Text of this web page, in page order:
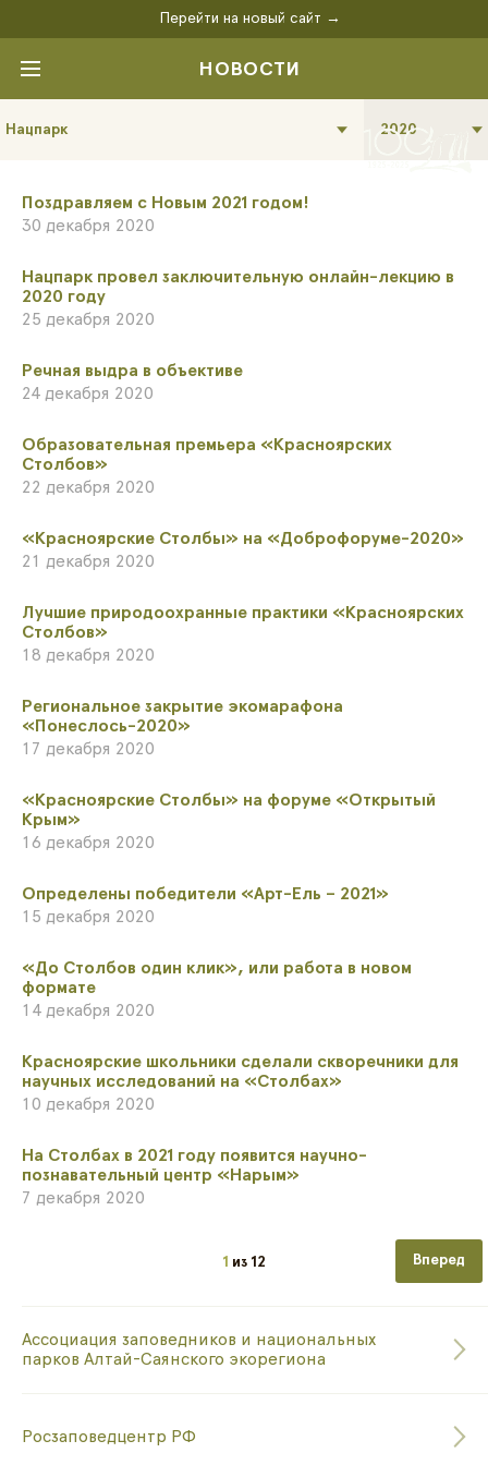
Перейти на новый сайт →
НОВОСТИ
Нацпарк 2020
Поздравляем с Новым 2021 годом!
30 декабря 2020
Нацпарк провел заключительную онлайн-лекцию в
2020 году
25 декабря 2020
Речная выдра в объективе
24 декабря 2020
​Образовательная премьера «Красноярских
Столбов»
22 декабря 2020
«Красноярские Столбы» на «Доброфоруме-2020»
21 декабря 2020
Лучшие природоохранные практики «Красноярских
Столбов»
18 декабря 2020
​Региональное закрытие экомарафона
«Понеслось-2020»
17 декабря 2020
​«Красноярские Столбы» на форуме «Открытый
Крым»
16 декабря 2020
​Определены победители «Арт-Ель – 2021»
15 декабря 2020
«До Столбов один клик», или работа в новом
формате
14 декабря 2020
​Красноярские школьники сделали скворечники для
научных исследований на «Столбах»
10 декабря 2020
На Столбах в 2021 году появится научно-
познавательный центр «Нарым»
7 декабря 2020
1 из 12
Ассоциация заповедников и национальных
парков Алтай-Саянского экорегиона
Росзаповедцентр РФ